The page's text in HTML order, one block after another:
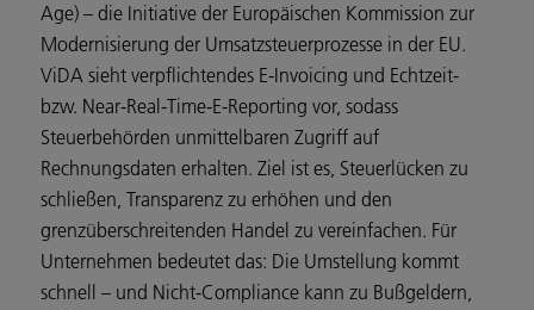
Age) – die Initiative der Europäischen Kommission zur
Modernisierung der Umsatzsteuerprozesse in der EU.
ViDA sieht verpflichtendes E‑Invoicing und Echtzeit-
bzw. Near‑Real‑Time‑E‑Reporting vor, sodass
Steuerbehörden unmittelbaren Zugriff auf
Rechnungsdaten erhalten. Ziel ist es, Steuerlücken zu
schließen, Transparenz zu erhöhen und den
grenzüberschreitenden Handel zu vereinfachen. Für
Unternehmen bedeutet das: Die Umstellung kommt
schnell – und Nicht‑Compliance kann zu Bußgeldern,